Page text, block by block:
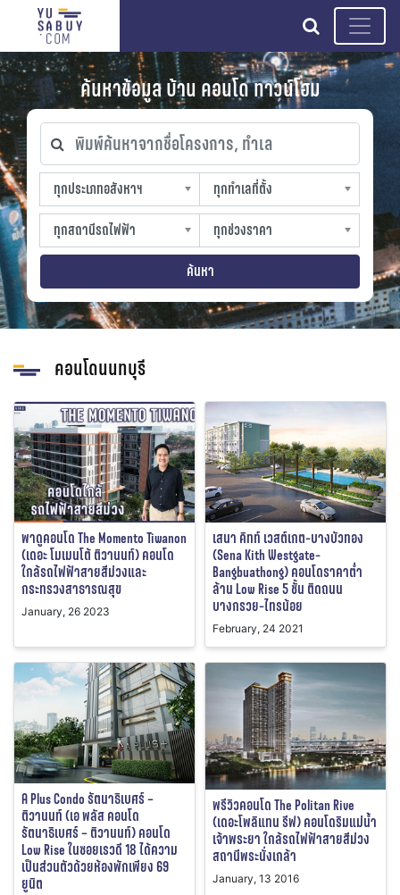
search
ค้นหาข้อมูล บ้าน คอนโด ทาวน์โฮม
พิมพ์ค้นหาจากชื่อโครงการ, ทำเล
ทุกประเภทอสังหาฯ
ทุกประเภทอสังหาฯ
sproperty
ทุกทำเลที่ตั้ง
ทุกทำเลที่ตั้ง
slocation
ทุกสถานีรถไฟฟ้า
ทุกสถานีรถไฟฟ้า
strain-station
ทุกช่วงราคา
ทุกช่วงราคา
sprice
ค้นหา
คอนโดนนทบุรี
พาดูคอนโด The Momento Tiwanon
(เดอะ โมเมนโต้ ติวานนท์) คอนโด
ใกล้รถไฟฟ้าสายสีม่วงและ
กระทรวงสาธารณสุข
January, 26 2023
เสนา คิทท์ เวสต์เกต-บางบัวทอง
(Sena Kith Westgate-
Bangbuathong) คอนโดราคาต่ำ
ล้าน Low Rise 5 ชั้น ติดถนน
บางกรวย-ไทรน้อย
February, 24 2021
A Plus Condo รัตนาธิเบศร์ –
ติวานนท์ (เอ พลัส คอนโด
รัตนาธิเบศร์ – ติวานนท์) คอนโด
Low Rise ในซอยเรวดี 18 ได้ความ
เป็นส่วนตัวด้วยห้องพักเพียง 69
ยูนิต
พรีวิวคอนโด The Politan Rive
(เดอะโพลิแทน รีฟ) คอนโดริมแม่น้ำ
เจ้าพระยา ใกล้รถไฟฟ้าสายสีม่วง
สถานีพระนั่งเกล้า
January, 13 2016